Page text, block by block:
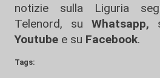
notizie sulla Liguria
Telenord, su
Whatsapp,
Youtube e su Facebook.
Tags: